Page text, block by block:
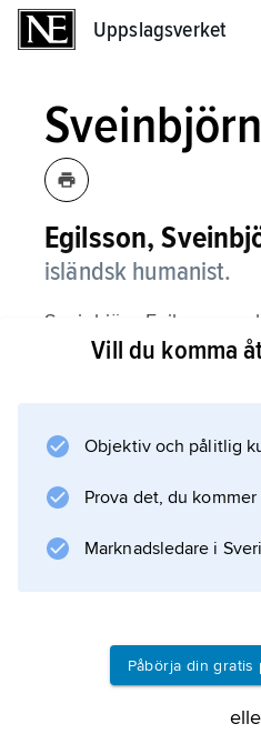
Uppslagsverket
Egilsson,
isländsk humanist.
Sveinbjörn Egilsson var
på Bessastaðir
isländska och
Lexicon Poeticum
skaldespråket, har i
Information om
Vill du komma
Objektiv och pålitlig
Prova det, du
Marknadsledare i
Påbörja din gratis